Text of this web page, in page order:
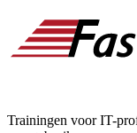
Trainingen voor IT-